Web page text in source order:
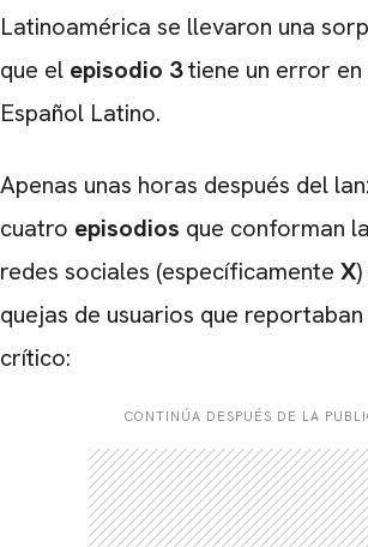
Latinoamérica se llevaron una
que el episodio 3tiene un error en
Español Latino.
Apenas unas horas después del
cuatro episodios que conforman
redes sociales (específicamente X
quejas de usuarios que
crítico:
CONTINÚA DESPUÉS DE LA